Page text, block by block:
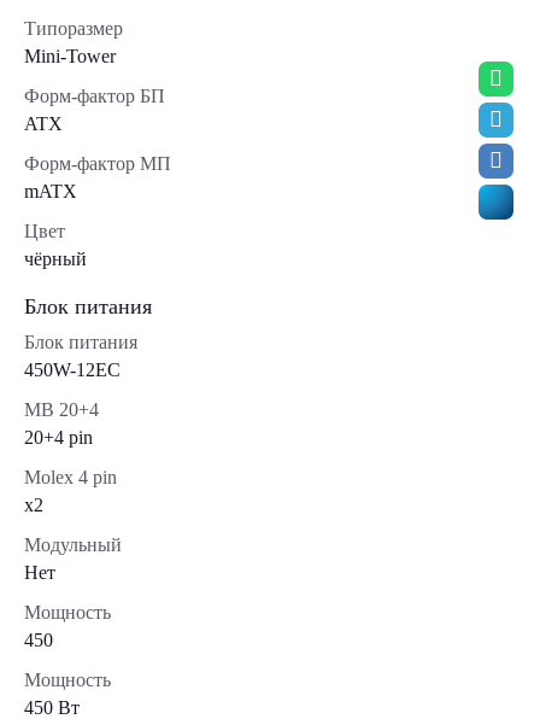
Типоразмер
Mini-Tower
Форм-фактор БП
ATX
Форм-фактор МП
mATX
Цвет
чёрный
Блок питания
Блок питания
450W-12EC
MB 20+4
20+4 pin
Molex 4 pin
x2
Модульный
Нет
Мощность
450
Мощность
450 Вт